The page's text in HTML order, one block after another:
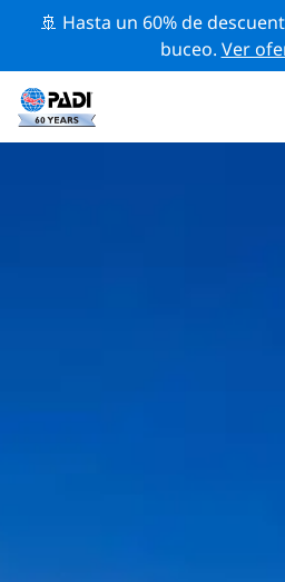
🚢 Hasta un 60% de
buceo. Ver